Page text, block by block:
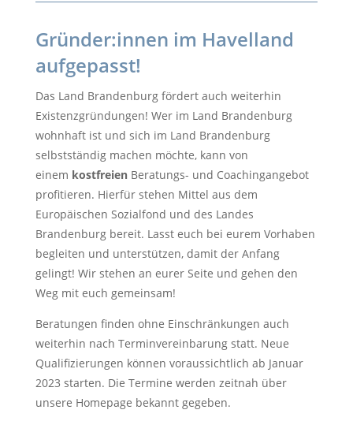
Gründer:innen im Havelland
aufgepasst!
Das Land Brandenburg fördert auch weiterhin
Existenzgründungen! Wer im Land Brandenburg
wohnhaft ist und sich im Land Brandenburg
selbstständig machen möchte, kann von
einem kostfreien Beratungs- und Coachingangebot
profitieren. Hierfür stehen Mittel aus dem
Europäischen Sozialfond und des Landes
Brandenburg bereit. Lasst euch bei eurem Vorhaben
begleiten und unterstützen, damit der Anfang
gelingt! Wir stehen an eurer Seite und gehen den
Weg mit euch gemeinsam!
Beratungen finden ohne Einschränkungen auch
weiterhin nach Terminvereinbarung statt. Neue
Qualifizierungen können voraussichtlich ab Januar
2023 starten. Die Termine werden zeitnah über
unsere Homepage bekannt gegeben.